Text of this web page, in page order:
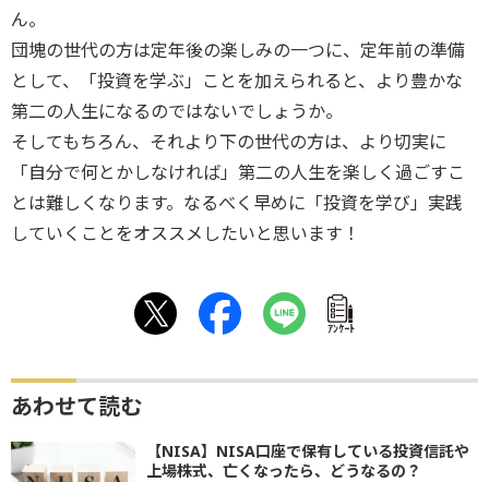
ん。
団塊の世代の方は定年後の楽しみの一つに、定年前の準備
として、「投資を学ぶ」ことを加えられると、より豊かな
第二の人生になるのではないでしょうか。
そしてもちろん、それより下の世代の方は、より切実に
「自分で何とかしなければ」第二の人生を楽しく過ごすこ
とは難しくなります。なるべく早めに「投資を学び」実践
していくことをオススメしたいと思います！
ｱﾝｹｰﾄ
あわせて読む
【NISA】NISA口座で保有している投資信託や
上場株式、亡くなったら、どうなるの？